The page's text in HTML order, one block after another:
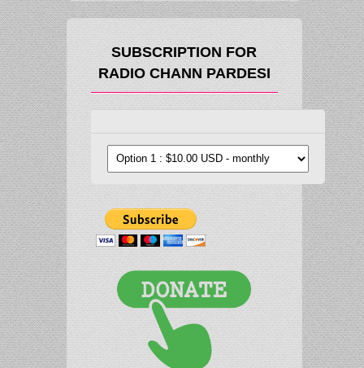
SUBSCRIPTION FOR
RADIO CHANN PARDESI